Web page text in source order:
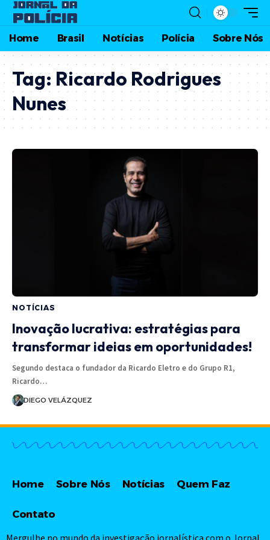
Home Brasil Notícias Polícia Sobre Nós
Tag: Ricardo Rodrigues
Nunes
NOTÍCIAS
Inovação lucrativa: estratégias para
transformar ideias em oportunidades!
Segundo destaca o fundador da Ricardo Eletro e do Grupo R1,
Ricardo…
DIEGO VELÁZQUEZ
Home Sobre Nós Notícias Quem Faz
Contato
Mergulhe no mundo da investigação jornalística com o Jornal